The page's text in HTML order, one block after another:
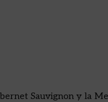
Sauvignon y la